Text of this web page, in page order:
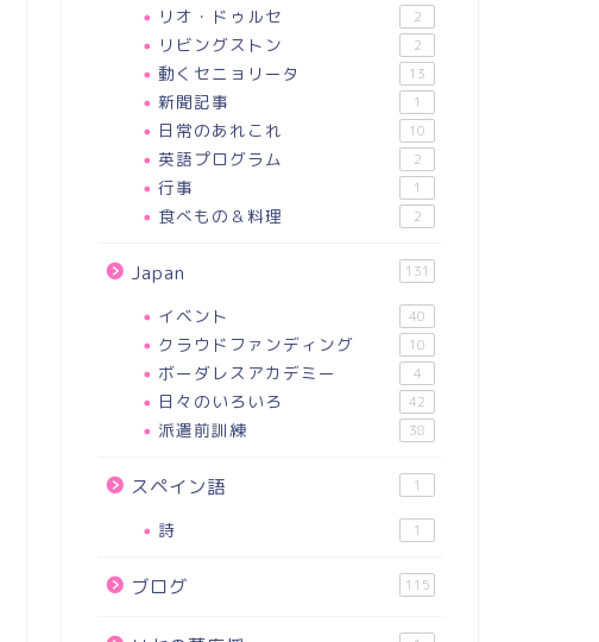
リオ・ドゥルセ 2
リビングストン 2
動くセニョリータ 13
新聞記事 1
日常のあれこれ 10
英語プログラム 2
行事 1
食べもの＆料理 2
Japan 131
イベント 40
クラウドファンディング 10
ボーダレスアカデミー 4
日々のいろいろ 42
派遣前訓練 38
スペイン語 1
詩 1
ブログ 115